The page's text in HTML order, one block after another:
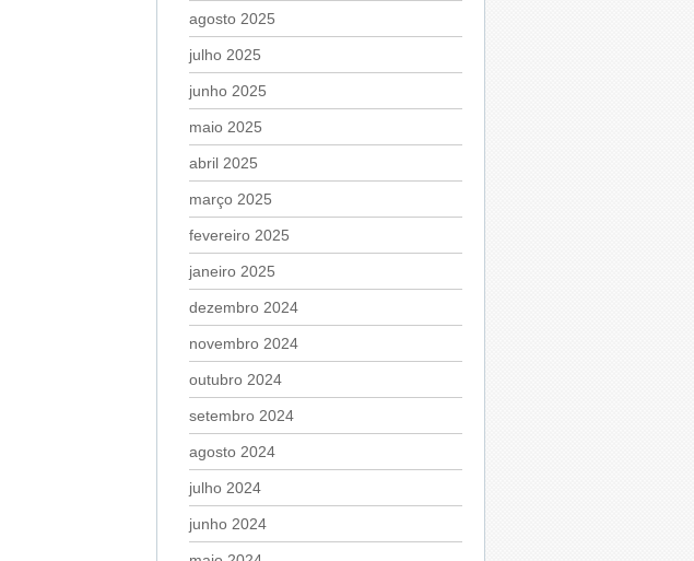
agosto 2025
julho 2025
junho 2025
maio 2025
abril 2025
março 2025
fevereiro 2025
janeiro 2025
dezembro 2024
novembro 2024
outubro 2024
setembro 2024
agosto 2024
julho 2024
junho 2024